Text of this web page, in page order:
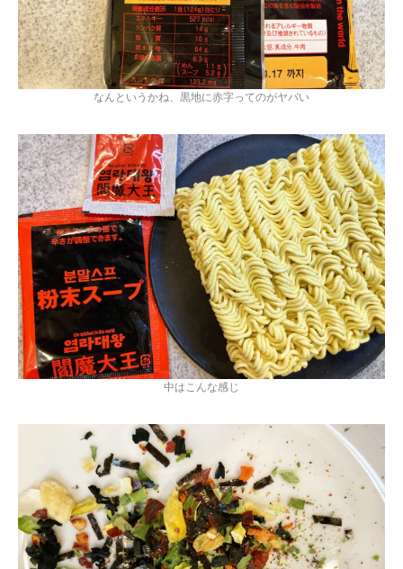
なんというかね、黒地に赤字ってのがヤバい
中はこんな感じ